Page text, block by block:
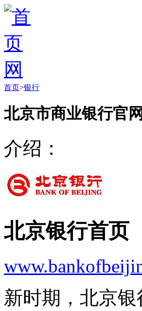
首页>银行
北京市商业银行官网
介绍：
北京银行首页
新时期，北京